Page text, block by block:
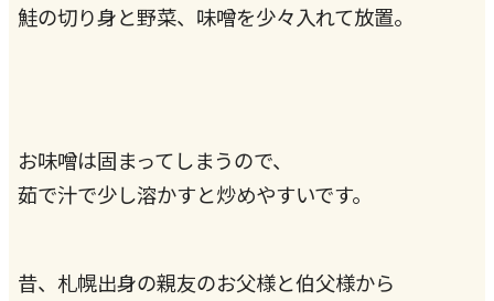
鮭の切り身と野菜、味噌を少々入れて放置。
お味噌は固まってしまうので、
茹で汁で少し溶かすと炒めやすいです。
昔、札幌出身の親友のお父様と伯父様から